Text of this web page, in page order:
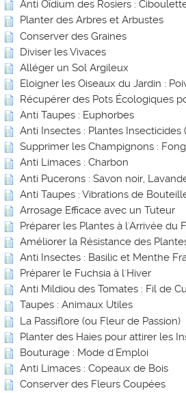
Anti Oïdium des Rosiers :
Planter des Arbres et Arbustes
Conserver des Graines
Diviser les Vivaces
Alléger un Sol Argileux
Eloigner les Oiseaux du Jardin :
Récupérer des Pots Écologiques
Anti Taupes : Euphorbes
Anti Insectes : Plantes Insecticides
Supprimer les Champignons :
Anti Limaces : Charbon
Anti Pucerons : Savon noir,
Anti Taupes : Vibrations de
Arrosage Efficace avec un Tuteur
Préparer les Plantes à l'Arrivée du
Améliorer la Résistance des
Anti Insectes : Basilic et Menthe
Préparer le Fuchsia à l'Hiver
Anti Mildiou des Tomates : Fil de
Taupes : Animaux Utiles
La Passiflore (ou Fleur de Passion)
Planter des Haies pour attirer les
Bouturage : Mode d'Emploi
Anti Limaces : Copeaux de Bois
Conserver des Fleurs Coupées